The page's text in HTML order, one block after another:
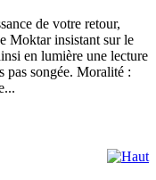
de votre retour,
Moktar insistant sur le
en lumière une lecture
pas songée. Moralité :